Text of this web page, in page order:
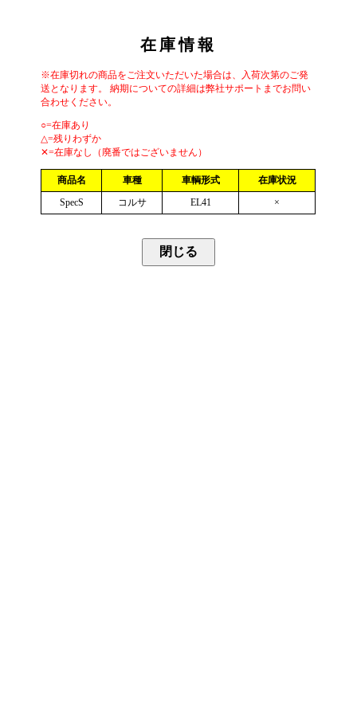
在庫情報
※在庫切れの商品をご注文いただいた場合は、入荷次第のご発
送となります。 納期についての詳細は弊社サポートまでお問い
合わせください。
○=在庫あり
△=残りわずか
✕=在庫なし（廃番ではございません）
商品名 車種 車輌形式
在庫状況
SpecS
コルサ EL41 ×